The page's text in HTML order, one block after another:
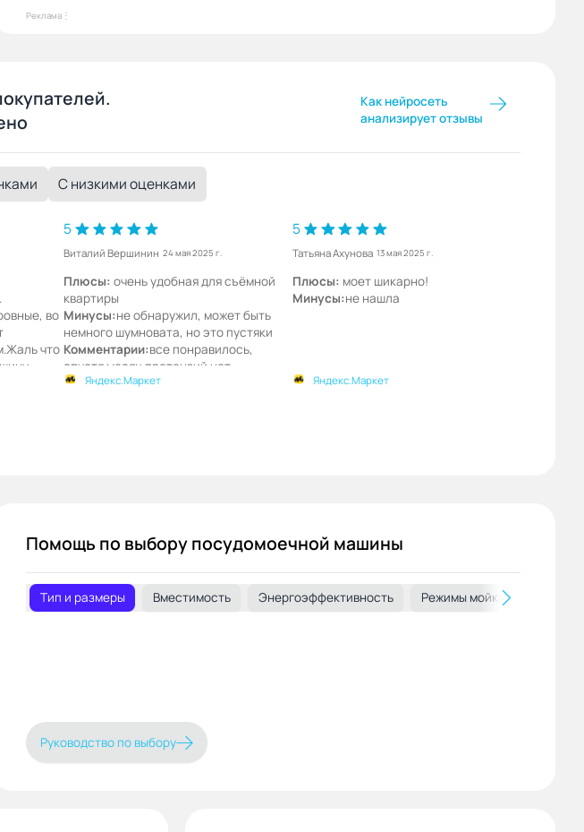
Реклама⋮
Как нейросеть
анализирует отзывы
С низкими оценками
во
что
доме.
5
Виталий Вершинин 24 мая 2025 г.
Плюсы: очень удобная для съёмной
квартиры
Минусы:не обнаружил, может быть
немного шумновата, но это пустяки
Комментарии:все понравилось,
спустя месяц претензий нет,
работает как большая!
Яндекс.Маркет
5
Татьяна Ахунова 13 мая 2025 г.
Плюсы: моет шикарно!
Минусы:не нашла
Яндекс.Маркет
Программы и режимы Функции и особенности Индикация и оповещения
Помощь по выбору посудомоечной машины
Тип и размеры Вместимость Энергоэффективность Режимы мойки
Руководство по выбору